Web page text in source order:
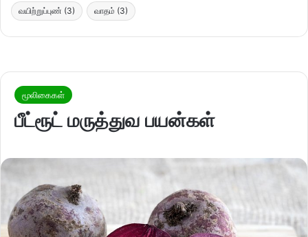
வயிற்றுப்புண் (3) வாதம் (3)